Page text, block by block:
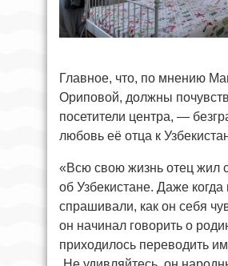
Главное, что, по мнению
Ориповой, должны
посетители центра, —
любовь её отца к
«Всю свою жизнь отец жил
об Узбекистане. Даже когда
спрашивали, как он себя
он начинал говорить о
приходилось переводить